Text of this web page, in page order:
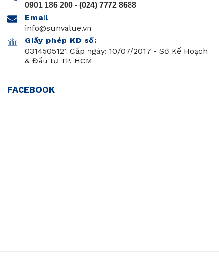
0901 186 200 - (024) 7772 8688
Email
info@sunvalue.vn
Giấy phép KD số:
0314505121 Cấp ngày: 10/07/2017 - Sở Kế Hoạch
& Đầu tư TP. HCM
FACEBOOK